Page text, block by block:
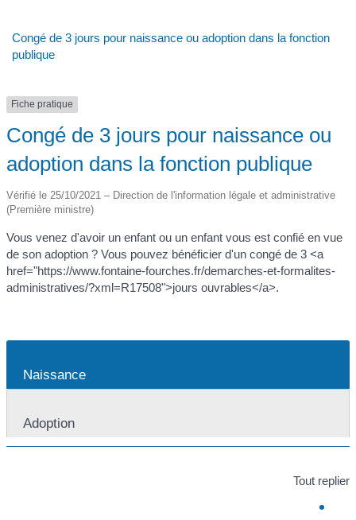
Congé de 3 jours pour naissance ou adoption dans la fonction
publique
Fiche pratique
Congé de 3 jours pour naissance ou
adoption dans la fonction publique
Vérifié le 25/10/2021 – Direction de l'information légale et administrative
(Première ministre)
Vous venez d'avoir un enfant ou un enfant vous est confié en vue
de son adoption ? Vous pouvez bénéficier d'un congé de 3 <a
href="https://www.fontaine-fourches.fr/demarches-et-formalites-
administratives/?xml=R17508">jours ouvrables</a>.
Naissance
Adoption
Tout replier